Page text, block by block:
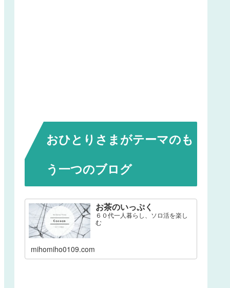
おひとりさまがテーマのも
う一つのブログ
お茶のいっぷく
６０代一人暮らし、ソロ活を楽し
む
mihomiho0109.com